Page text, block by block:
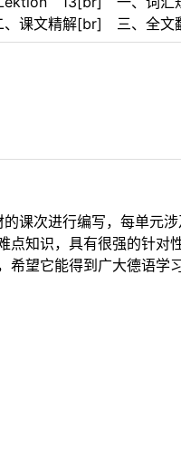
课文精解[br] 三、全文
课次进行编写，每单元
知识，具有很强的针对
望它能得到广大德语学